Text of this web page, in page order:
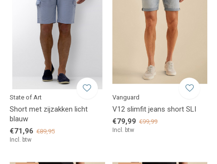
State of Art
Short met zijzakken licht
blauw
€71,96 €89,95
Incl. btw
Vanguard
V12 slimfit jeans short SLI
€79,99 €99,99
Incl. btw